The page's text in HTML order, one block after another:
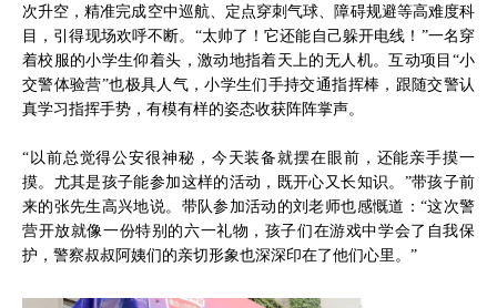
次升空，精准完成空中巡航、定点穿刺气球、障碍规避等高难度科
目，引得现场欢呼不断。“太帅了！它还能自己躲开电线！”一名穿
着校服的小学生仰着头，激动地指着天上的无人机。互动项目“小
交警体验营”也极具人气，小学生们手持交通指挥棒，跟随交警认
真学习指挥手势，有模有样的姿态收获阵阵掌声。
“以前总觉得公安很神秘，今天装备就摆在眼前，还能亲手摸一
摸。尤其是孩子能参加这样的活动，既开心又长知识。”带孩子前
来的张先生高兴地说。带队参加活动的刘老师也感慨道：“这次警
营开放就像一份特别的六一礼物，孩子们在游戏中学会了自我保
护，警察叔叔阿姨们的亲切形象也深深印在了他们心里。”